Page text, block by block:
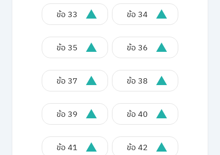
ข้อ 33 ข้อ 34
ข้อ 35 ข้อ 36
ข้อ 37 ข้อ 38
ข้อ 39 ข้อ 40
ข้อ 41 ข้อ 42